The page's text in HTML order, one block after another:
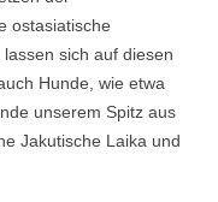
ostasiatische
sich auf diesen
Hunde, wie etwa
unserem Spitz aus
Jakutische Laika und